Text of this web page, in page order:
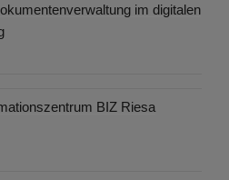
im digitalen
BIZ Riesa